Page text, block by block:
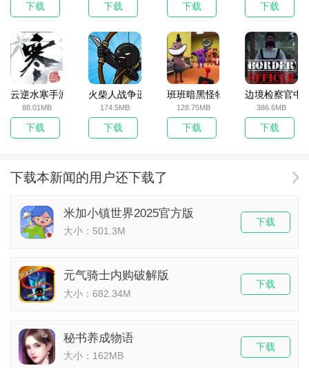
下载 下载 下载 下载
云逆水寒手游
88.01MB
下载
火柴人战争遗产无敌版
174.5MB
下载
班班暗黑怪物生存挑战5
128.75MB
下载
边境检察官中
386.6MB
下载
下载本新闻的用户还下载了
米加小镇世界2025官方版
大小：501.3M
下载
元气骑士内购破解版
大小：682.34M
下载
秘书养成物语
大小：162MB
下载